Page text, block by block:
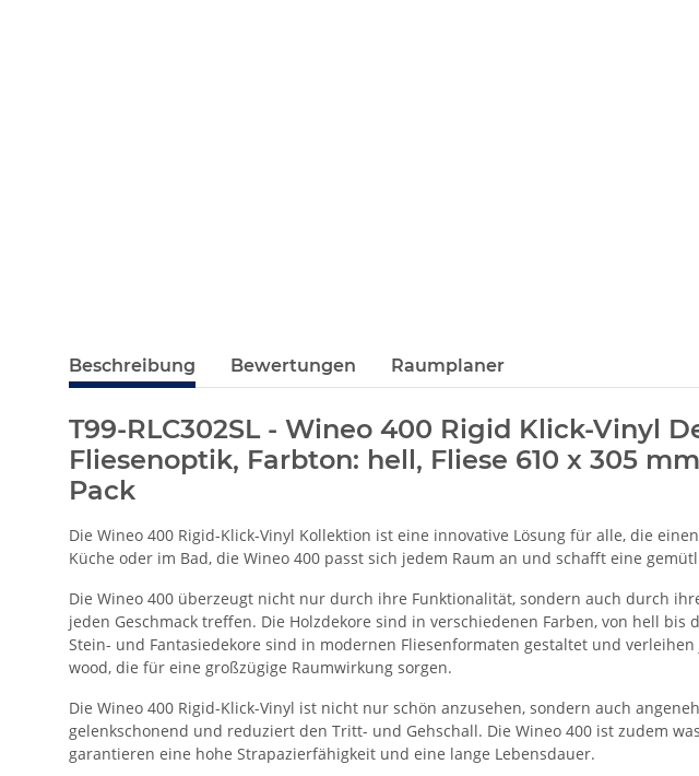
Beschreibung Bewertungen Raumplaner
T99-RLC302SL - Wineo 400 Rigid Klick-Vinyl
Fliesenoptik, Farbton: hell, Fliese 610 x 305
Pack
Die Wineo 400 Rigid-Klick-Vinyl Kollektion ist eine innovative Lösung für alle, die
Küche oder im Bad, die Wineo 400 passt sich jedem Raum an und schafft eine
Die Wineo 400 überzeugt nicht nur durch ihre Funktionalität, sondern auch durch
jeden Geschmack treffen. Die Holzdekore sind in verschiedenen Farben, von hell
Stein- und Fantasiedekore sind in modernen Fliesenformaten gestaltet und
wood, die für eine großzügige Raumwirkung sorgen.
Die Wineo 400 Rigid-Klick-Vinyl ist nicht nur schön anzusehen, sondern auch
gelenkschonend und reduziert den Tritt- und Gehschall. Die Wineo 400 ist zudem
garantieren eine hohe Strapazierfähigkeit und eine lange Lebensdauer.